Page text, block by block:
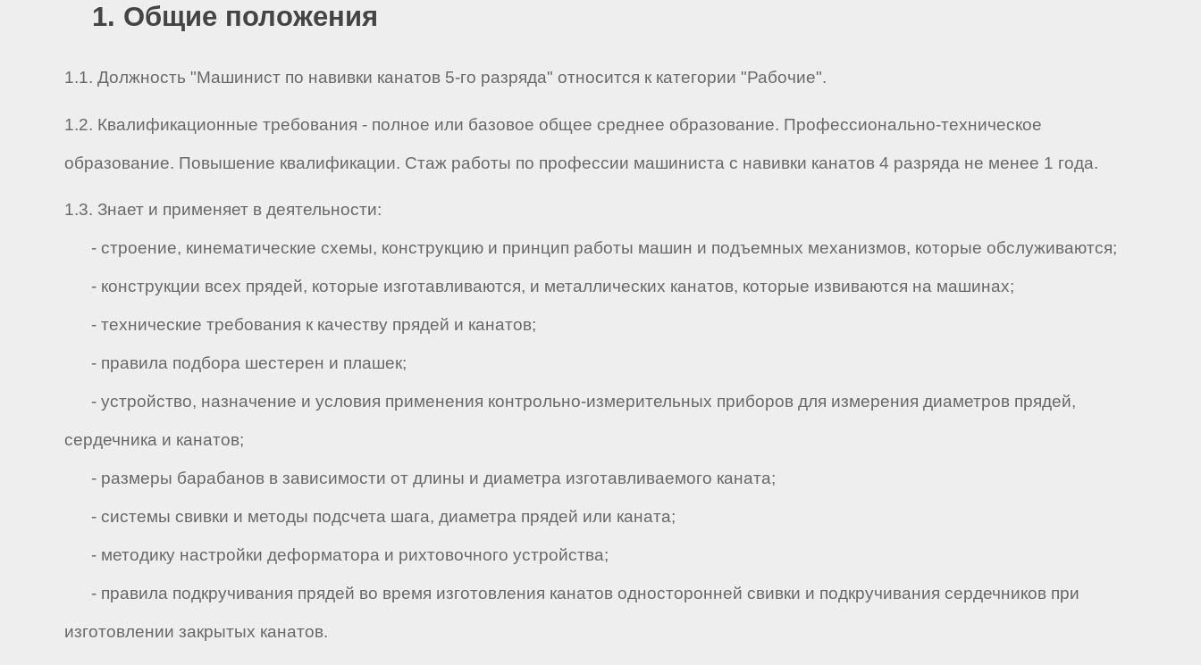
1. Общие положения
1.1. Должность "Машинист по навивки канатов 5-го разряда" относится к категории "Рабочие".
1.2. Квалификационные требования - полное или базовое общее среднее образование. Профессионально-техническое
образование. Повышение квалификации. Стаж работы по профессии машиниста с навивки канатов 4 разряда не менее 1 года.
1.3. Знает и применяет в деятельности:
- строение, кинематические схемы, конструкцию и принцип работы машин и подъемных механизмов, которые обслуживаются;
- конструкции всех прядей, которые изготавливаются, и металлических канатов, которые извиваются на машинах;
- технические требования к качеству прядей и канатов;
- правила подбора шестерен и плашек;
- устройство, назначение и условия применения контрольно-измерительных приборов для измерения диаметров прядей,
сердечника и канатов;
- размеры барабанов в зависимости от длины и диаметра изготавливаемого каната;
- системы свивки и методы подсчета шага, диаметра прядей или каната;
- методику настройки деформатора и рихтовочного устройства;
- правила подкручивания прядей во время изготовления канатов односторонней свивки и подкручивания сердечников при
изготовлении закрытых канатов.